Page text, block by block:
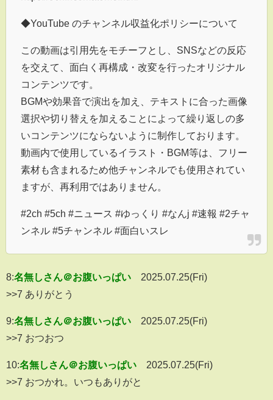
◆YouTube のチャンネル収益化ポリシーについて
この動画は引用先をモチーフとし、SNSなどの反応
を交えて、面白く再構成・改変を行ったオリジナル
コンテンツです。
BGMや効果音で演出を加え、テキストに合った画像
選択や切り替えを加えることによって繰り返しの多
いコンテンツにならないように制作しております。
動画内で使用しているイラスト・BGM等は、フリー
素材も含まれるため他チャンネルでも使用されてい
ますが、再利用ではありません。
#2ch #5ch #ニュース #ゆっくり #なんj #速報 #2チャ
ンネル #5チャンネル #面白いスレ
8:名無しさん＠お腹いっぱい
2025.07.25(Fri)
>>7 ありがとう
9:名無しさん＠お腹いっぱい
2025.07.25(Fri)
>>7 おつおつ
10:名無しさん＠お腹いっぱい
2025.07.25(Fri)
>>7 おつかれ。いつもありがと